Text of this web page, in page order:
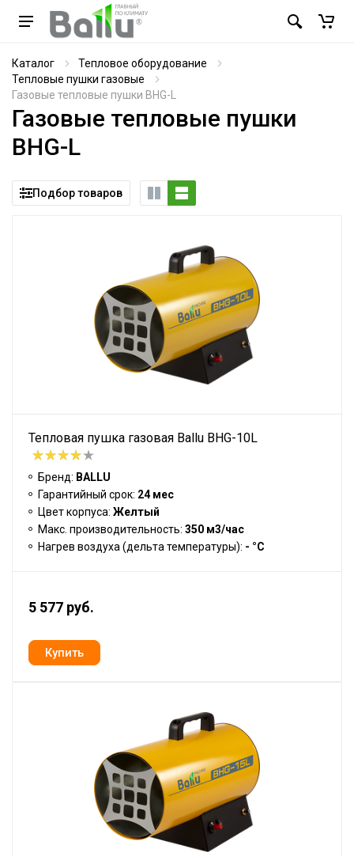
Каталог
Тепловое оборудование
Тепловые пушки газовые
Газовые тепловые пушки BHG-L
Газовые тепловые пушки
BHG-L
Подбор товаров
Тепловая пушка газовая Ballu BHG-10L
Бренд: BALLU
Гарантийный срок: 24 мес
Цвет корпуса: Желтый
Макс. производительность: 350 м3/час
Нагрев воздуха (дельта температуры): - °С
5 577 руб.